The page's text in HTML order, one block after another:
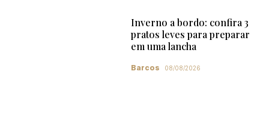
Inverno a bordo: confira 3
pratos leves para preparar
em uma lancha
Barcos 08/08/2026